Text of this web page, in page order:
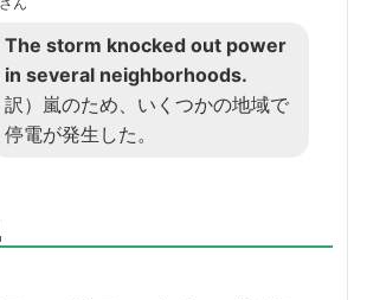
The storm knocked out power
in several neighborhoods.
訳）嵐のため、いくつかの地域で
停電が発生した。